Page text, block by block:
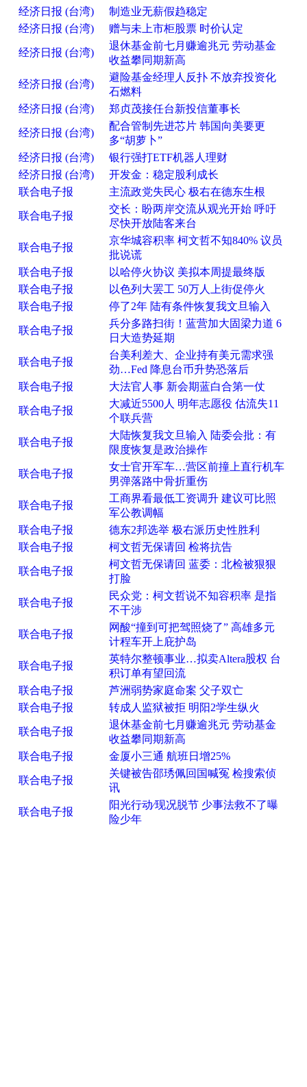
经济日报 (台湾)
制造业无薪假趋稳定
经济日报 (台湾)
赠与未上市柜股票 时价认定
经济日报 (台湾)
退休基金前七月赚逾兆元 劳动基金
收益攀同期新高
经济日报 (台湾)
避险基金经理人反扑 不放弃投资化
石燃料
经济日报 (台湾)
郑贞茂接任台新投信董事长
经济日报 (台湾)
配合管制先进芯片 韩国向美要更
多“胡萝卜”
经济日报 (台湾)
银行强打ETF机器人理财
经济日报 (台湾)
开发金：稳定股利成长
联合电子报
主流政党失民心 极右在德东生根
联合电子报
交长：盼两岸交流从观光开始 呼吁
尽快开放陆客来台
联合电子报
京华城容积率 柯文哲不知840% 议员
批说谎
联合电子报
以哈停火协议 美拟本周提最终版
联合电子报
以色列大罢工 50万人上街促停火
联合电子报
停了2年 陆有条件恢复我文旦输入
联合电子报
兵分多路扫街！蓝营加大固梁力道 6
日大造势延期
联合电子报
台美利差大、企业持有美元需求强
劲…Fed 降息台币升势恐落后
联合电子报
大法官人事 新会期蓝白合第一仗
联合电子报
大减近5500人 明年志愿役 估流失11
个联兵营
联合电子报
大陆恢复我文旦输入 陆委会批：有
限度恢复是政治操作
联合电子报
女士官开军车…营区前撞上直行机车
男弹落路中骨折重伤
联合电子报
工商界看最低工资调升 建议可比照
军公教调幅
联合电子报
德东2邦选举 极右派历史性胜利
联合电子报
柯文哲无保请回 检将抗告
联合电子报
柯文哲无保请回 蓝委：北检被狠狠
打脸
联合电子报
民众党：柯文哲说不知容积率 是指
不干涉
联合电子报
网酸“撞到可把驾照烧了” 高雄多元
计程车开上庇护岛
联合电子报
英特尔整顿事业…拟卖Altera股权 台
积订单有望回流
联合电子报
芦洲弱势家庭命案 父子双亡
联合电子报
转成人监狱被拒 明阳2学生纵火
联合电子报
退休基金前七月赚逾兆元 劳动基金
收益攀同期新高
联合电子报
金厦小三通 航班日增25%
联合电子报
关键被告邵琇佩回国喊冤 检搜索侦
讯
联合电子报
阳光行动∕现况脱节 少事法救不了曝
险少年